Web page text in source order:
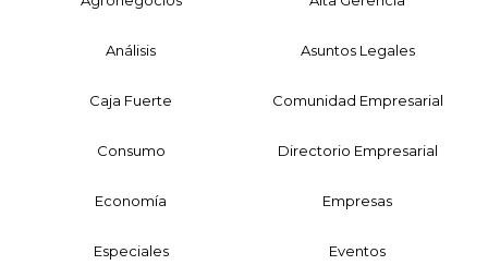
Análisis Asuntos Legales
Caja Fuerte Comunidad Empresarial
Consumo Directorio Empresarial
Economía Empresas
Especiales Eventos